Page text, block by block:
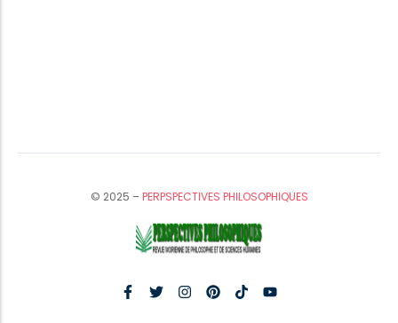
© 2025 –PERPSPECTIVES PHILOSOPHIQUES